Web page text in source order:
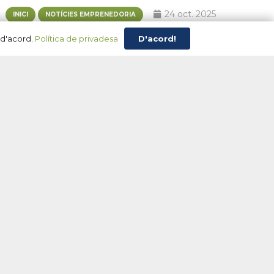
INICI NOTÍCIES EMPRENEDORIA 24 oct. 2025
L’empresa Tecma Aluminium ha participat aquest dijous, 23
Política de privadesa D'acord!